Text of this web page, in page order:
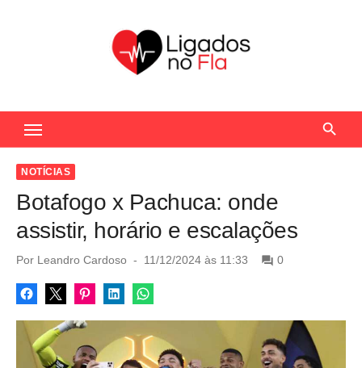
c
NOTÍCIAS
Botafogo x Pachuca: onde
assistir, horário e escalações
Por Leandro Cardoso
P
s
t
o
n
11/12/2024 às 11:33 0